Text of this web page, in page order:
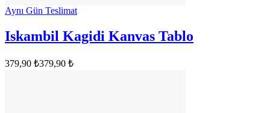
Aynı Gün Teslimat
Iskambil Kagidi Kanvas Tablo
379,90 ₺379,90 ₺